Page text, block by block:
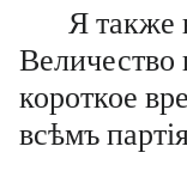
Я также
Величество
короткое
всѣмъ